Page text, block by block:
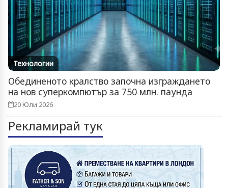
Технологии
Обединеното кралство започна изграждането
на нов суперкомпютър за 750 млн. паунда
20 Юли 2026
Рекламирай тук